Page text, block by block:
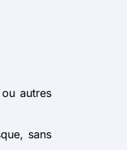
autres
sans